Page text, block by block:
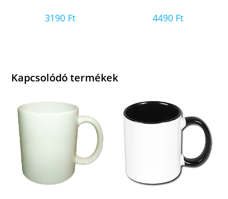
3190 Ft 4490 Ft
Kapcsolódó termékek